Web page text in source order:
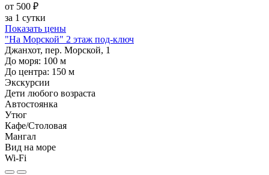
от 500 ₽
за 1 сутки
Показать цены
"На Морской" 2 этаж под-ключ
Джанхот, пер. Морской, 1
До моря: 100 м
До центра: 150 м
Экскурсии
Дети любого возраста
Автостоянка
Утюг
Кафе/Столовая
Мангал
Вид на море
Wi-Fi